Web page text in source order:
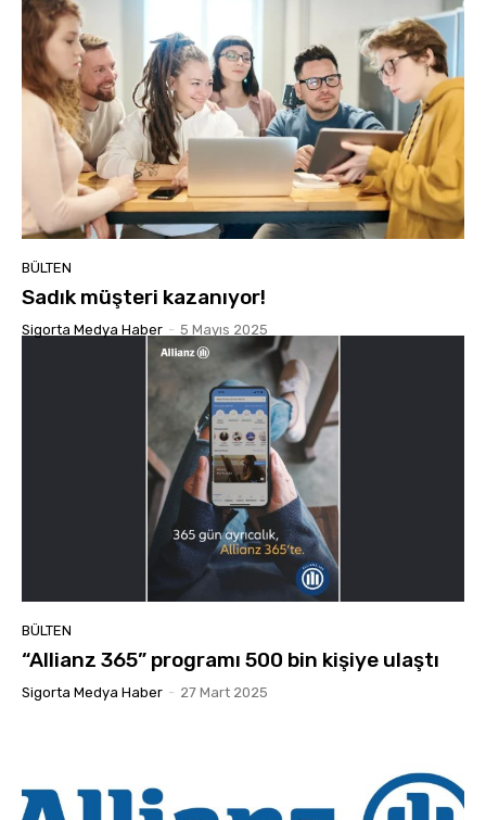
BÜLTEN
Sadık müşteri kazanıyor!
Sigorta Medya Haber - 5 Mayıs 2025
BÜLTEN
“Allianz 365” programı 500 bin kişiye ulaştı
Sigorta Medya Haber - 27 Mart 2025